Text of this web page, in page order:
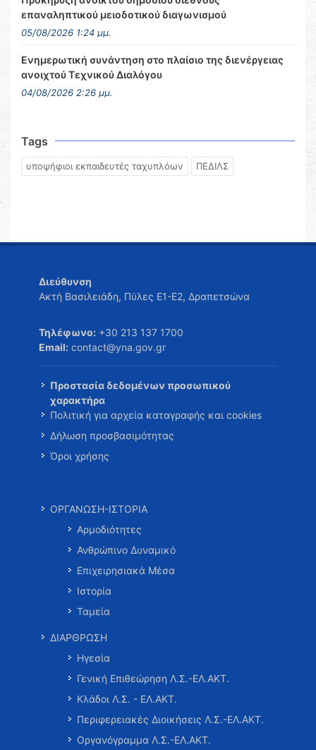
επαναληπτικού μειοδοτικού διαγωνισμού
05/08/2026 1:24 μμ.
Ενημερωτική συνάντηση στο πλαίσιο της διενέργειας
ανοιχτού Τεχνικού Διαλόγου
04/08/2026 2:26 μμ.
Tags
υποψήφιοι εκπαιδευτές ταχυπλόων ΠΕΔΙΛΣ
Διεύθυνση
Ακτή Βασιλειάδη, Πύλες Ε1-Ε2, Δραπετσώνα
Τηλέφωνο: +30 213 137 1700
Email: contact@yna.gov.gr
Προστασία δεδομένων προσωπικού
χαρακτήρα
Πολιτική για αρχεία καταγραφής και cookies
Δήλωση προσβασιμότητας
Όροι χρήσης
ΟΡΓΑΝΩΣΗ-ΙΣΤΟΡΙΑ
Αρμοδιότητες
Ανθρώπινο Δυναμικό
Επιχειρησιακά Μέσα
Ιστορία
Ταμεία
ΔΙΑΡΘΡΩΣΗ
Ηγεσία
Γενική Επιθεώρηση Λ.Σ.-ΕΛ.ΑΚΤ.
Κλάδοι Λ.Σ. - ΕΛ.ΑΚΤ.
Περιφερειακές Διοικήσεις Λ.Σ.-ΕΛ.ΑΚΤ.
Οργανόγραμμα Λ.Σ.-ΕΛ.ΑΚΤ.